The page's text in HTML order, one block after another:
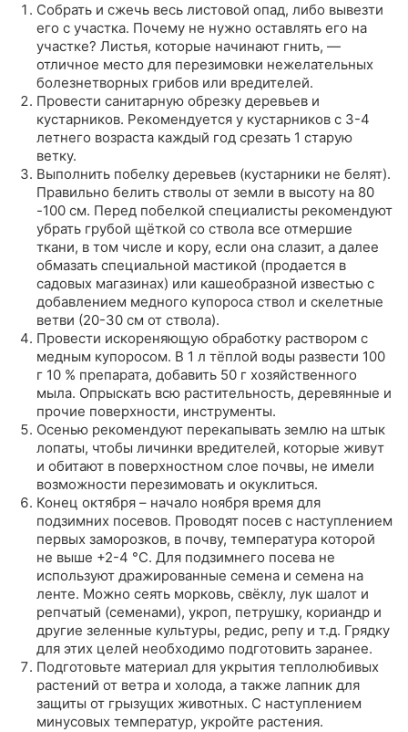
Собрать и сжечь весь листовой опад, либо вывезти
его с участка. Почему не нужно оставлять его на
участке? Листья, которые начинают гнить, —
отличное место для перезимовки нежелательных
болезнетворных грибов или вредителей.
Провести санитарную обрезку деревьев и
кустарников. Рекомендуется у кустарников с 3-4
летнего возраста каждый год срезать 1 старую
ветку.
Выполнить побелку деревьев (кустарники не белят).
Правильно белить стволы от земли в высоту на 80
-100 см. Перед побелкой специалисты рекомендуют
убрать грубой щёткой со ствола все отмершие
ткани, в том числе и кору, если она слазит, а далее
обмазать специальной мастикой (продается в
садовых магазинах) или кашеобразной известью с
добавлением медного купороса ствол и скелетные
ветви (20-30 см от ствола).
Провести искореняющую обработку раствором с
медным купоросом. В 1 л тёплой воды развести 100
г 10 % препарата, добавить 50 г хозяйственного
мыла. Опрыскать всю растительность, деревянные и
прочие поверхности, инструменты.
Осенью рекомендуют перекапывать землю на штык
лопаты, чтобы личинки вредителей, которые живут
и обитают в поверхностном слое почвы, не имели
возможности перезимовать и окуклиться.
Конец октября – начало ноября время для
подзимних посевов. Проводят посев с наступлением
первых заморозков, в почву, температура которой
не выше +2-4 °С. Для подзимнего посева не
используют дражированные семена и семена на
ленте. Можно сеять морковь, свёклу, лук шалот и
репчатый (семенами), укроп, петрушку, кориандр и
другие зеленные культуры, редис, репу и т.д. Грядку
для этих целей необходимо подготовить заранее.
Подготовьте материал для укрытия теплолюбивых
растений от ветра и холода, а также лапник для
защиты от грызущих животных. С наступлением
минусовых температур, укройте растения.